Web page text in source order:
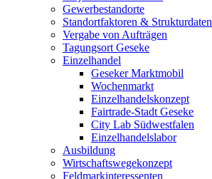
Gewerbestandorte
Standortfaktoren & Strukturdaten
Vergabe von Aufträgen
Tagungsort Geseke
Einzelhandel
Geseker Marktmobil
Wochenmarkt
Einzelhandelskonzept
Fairtrade-Stadt Geseke
City Lab Südwestfalen
Einzelhandelslabor
Ausbildung
Wirtschaftswegekonzept
Feldmarkinteressenten